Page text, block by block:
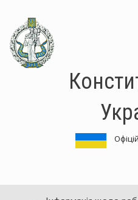
основного
матеріалу